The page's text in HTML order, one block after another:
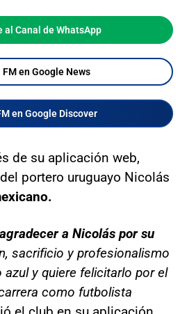
al Canal de WhatsApp
FM en Google News
en Google Discover
de su aplicación web,
portero uruguayo Nicolás
a Nicolás por su
sacrificio y profesionalismo
azul y quiere felicitarlo por el
como futbolista